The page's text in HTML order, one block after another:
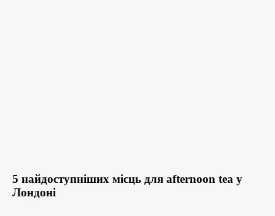
5 найдоступніших місць для afternoon tea у
Лондоні